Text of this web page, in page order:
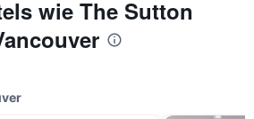
wie The Sutton